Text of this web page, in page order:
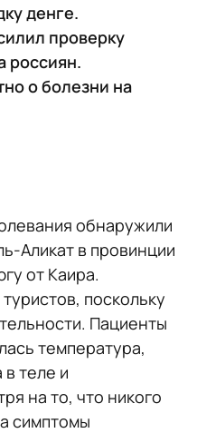
денге.
проверку
россиян.
о болезни на
обнаружили
Аликат в провинции
от Каира.
поскольку
Пациенты
температура,
теле и
на то, что никого
симптомы